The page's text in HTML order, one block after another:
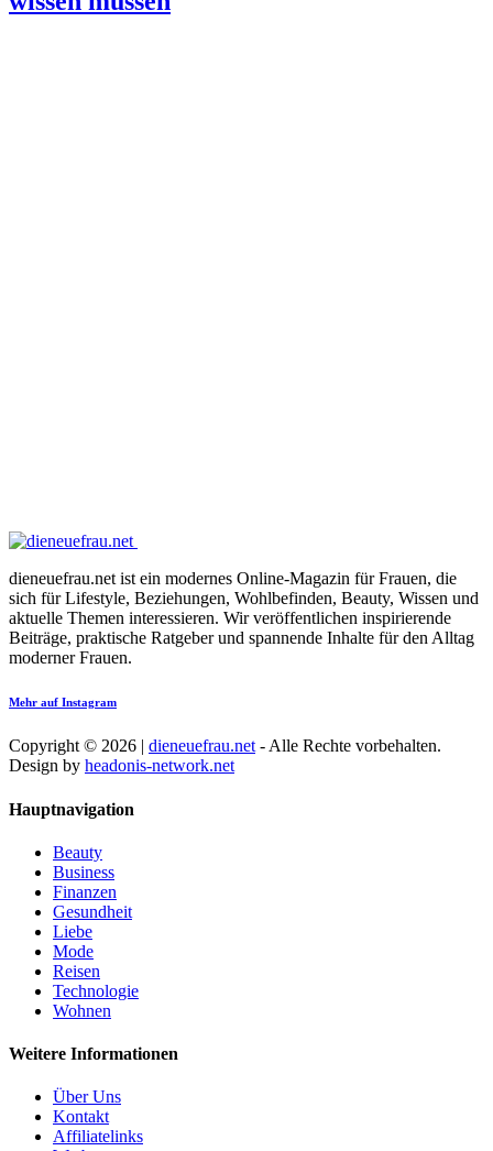
dieneuefrau.net ist ein modernes Online-Magazin für Frauen, die
sich für Lifestyle, Beziehungen, Wohlbefinden, Beauty, Wissen und
aktuelle Themen interessieren. Wir veröffentlichen inspirierende
Beiträge, praktische Ratgeber und spannende Inhalte für den Alltag
moderner Frauen.
Mehr auf Instagram
Copyright © 2026 | dieneuefrau.net - Alle Rechte vorbehalten.
Design by headonis-network.net
Hauptnavigation
Beauty
Business
Finanzen
Gesundheit
Liebe
Mode
Reisen
Technologie
Wohnen
Weitere Informationen
Über Uns
Kontakt
Affiliatelinks